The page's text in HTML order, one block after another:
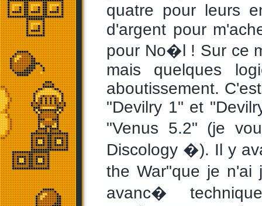
quatre pour leurs
d'argent pour
pour No�l ! Sur ce
mais quelques
aboutissement.
"Devilry 1" et
"Venus 5.2" (je
Discology �). Il y
the War"que je
avanc�